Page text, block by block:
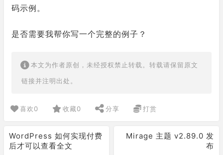
码示例。
是否需要我帮你写一个完整的例子？
本文为作者原创，未经授权禁止转载。转载请保留原文
链接并注明出处。
喜欢0 收藏0 分享 打赏
WordPress 如何实现付费
后才可以查看全文
Mirage 主题 v2.89.0 发
布